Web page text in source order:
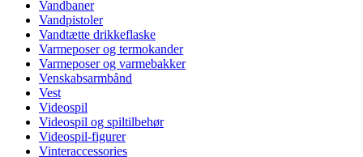
Vandbaner
Vandpistoler
Vandtætte drikkeflaske
Varmeposer og termokander
Varmeposer og varmebakker
Venskabsarmbånd
Vest
Videospil
Videospil og spiltilbehør
Videospil-figurer
Vinteraccessories